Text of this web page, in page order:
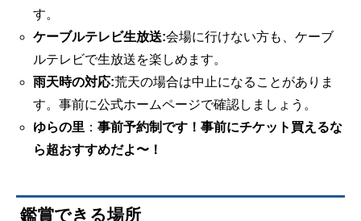
す。
ケーブルテレビ生放送:会場に行けない方も、ケーブ
ルテレビで生放送を楽しめます。
雨天時の対応:荒天の場合は中止になることがありま
す。事前に公式ホームページで確認しましょう。
ゆらの里 ： 事前予約制です！事前にチケット買えるな
ら超おすすめだよ〜！
鑑賞できる場所